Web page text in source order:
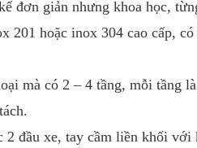
đơn giản nhưng khoa học,
201 hoặc inox 304 cao cấp,
mà có 2 – 4 tầng, mỗi tầng
đầu xe, tay cầm liền khối với